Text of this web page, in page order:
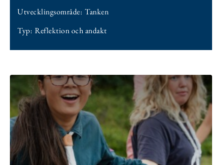
Utvecklingsområde: Tanken
Typ: Reflektion och andakt